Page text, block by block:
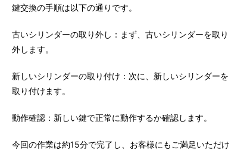
鍵交換の手順は以下の通りです。
古いシリンダーの取り外し：まず、古いシリンダーを取り
外します。
新しいシリンダーの取り付け：次に、新しいシリンダーを
取り付けます。
動作確認：新しい鍵で正常に動作するか確認します。
今回の作業は約15分で完了し、お客様にもご満足いただけ